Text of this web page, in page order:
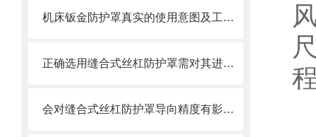
机床钣金防护罩真实的使用意图及工艺过程是怎么样的
正确选用缝合式丝杠防护罩需对其进行风险评估
会对缝合式丝杠防护罩导向精度有影响的因素都有哪些？